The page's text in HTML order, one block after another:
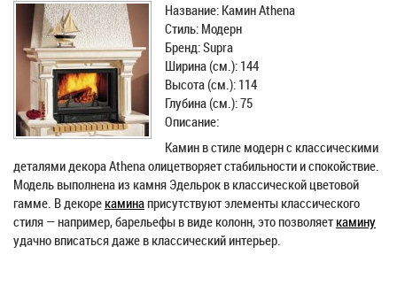
Название: Камин Athena
Стиль: Модерн
Бренд: Supra
Ширина (см.): 144
Высота (см.): 114
Глубина (см.): 75
Описание:
Камин в стиле модерн с классическими
деталями декора Athena олицетворяет стабильности и спокойствие.
Модель выполнена из камня Эдельрок в классической цветовой
гамме. В декоре каминаприсутствуют элементы классического
стиля — например, барельефы в виде колонн, это позволяеткамину
удачно вписаться даже в классический интерьер.